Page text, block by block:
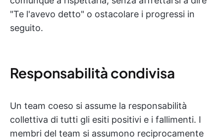
"Te l'avevo detto" o ostacolare i progressi in
seguito.
Responsabilità condivisa
Un team coeso si assume la responsabilità
collettiva di tutti gli esiti positivi e i fallimenti. I
membri del team si assumono reciprocamente